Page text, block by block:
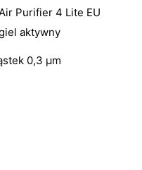
Purifier 4 Lite EU
aktywny
0,3 μm